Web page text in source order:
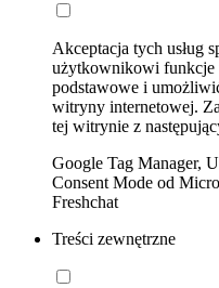
Akceptacja tych usług
użytkownikowi funkcje
podstawowe i
witryny internetowej.
tej witrynie z
Google Tag Manager,
Consent Mode od
Freshchat
Treści zewnętrzne